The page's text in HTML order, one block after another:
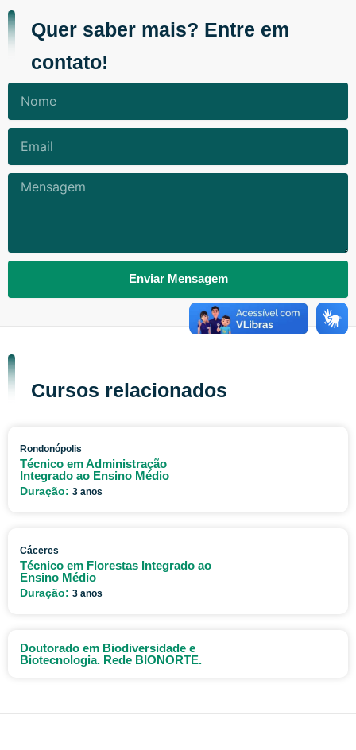
Quer saber mais? Entre em
contato!
Mensagem
Enviar Mensagem
Cursos relacionados
Rondonópolis
Técnico em Administração
Integrado ao Ensino Médio
Duração: 3 anos
Cáceres
Técnico em Florestas Integrado ao
Ensino Médio
Duração: 3 anos
Doutorado em Biodiversidade e
Biotecnologia. Rede BIONORTE.